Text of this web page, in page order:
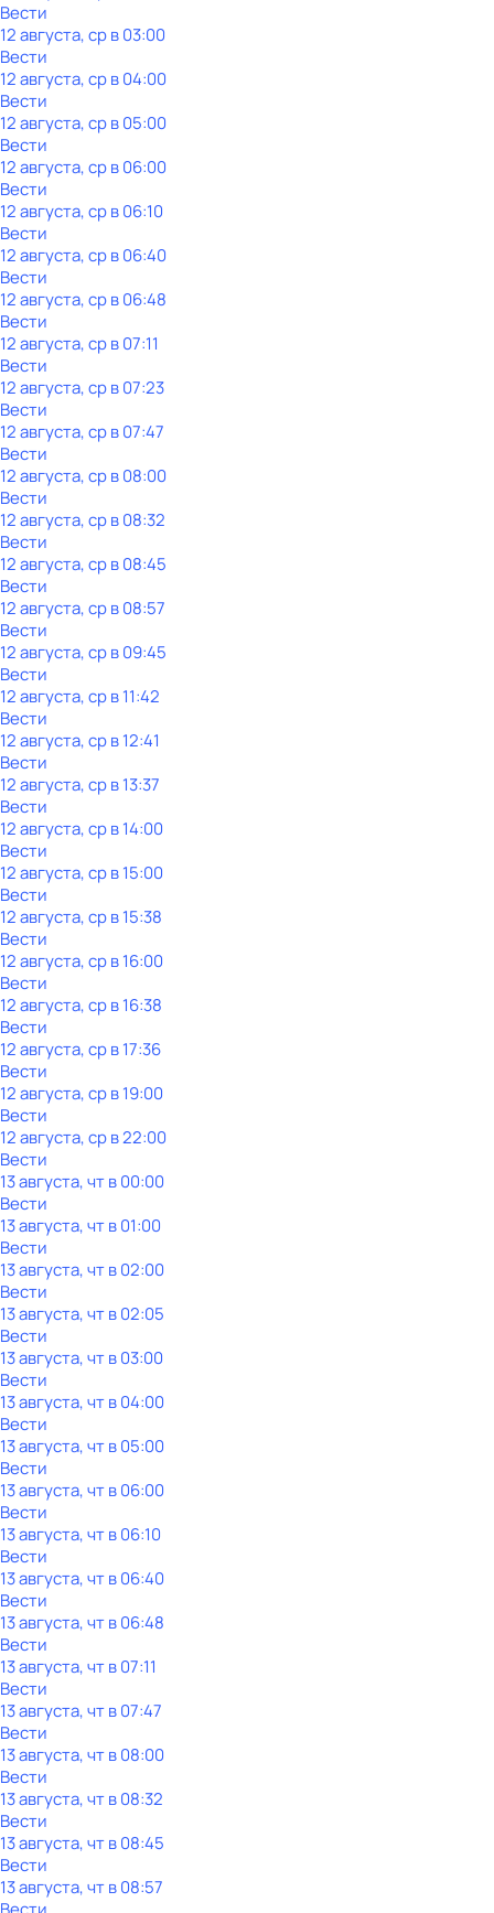
Вести
12 августа, ср в 03:00
Вести
12 августа, ср в 04:00
Вести
12 августа, ср в 05:00
Вести
12 августа, ср в 06:00
Вести
12 августа, ср в 06:10
Вести
12 августа, ср в 06:40
Вести
12 августа, ср в 06:48
Вести
12 августа, ср в 07:11
Вести
12 августа, ср в 07:23
Вести
12 августа, ср в 07:47
Вести
12 августа, ср в 08:00
Вести
12 августа, ср в 08:32
Вести
12 августа, ср в 08:45
Вести
12 августа, ср в 08:57
Вести
12 августа, ср в 09:45
Вести
12 августа, ср в 11:42
Вести
12 августа, ср в 12:41
Вести
12 августа, ср в 13:37
Вести
12 августа, ср в 14:00
Вести
12 августа, ср в 15:00
Вести
12 августа, ср в 15:38
Вести
12 августа, ср в 16:00
Вести
12 августа, ср в 16:38
Вести
12 августа, ср в 17:36
Вести
12 августа, ср в 19:00
Вести
12 августа, ср в 22:00
Вести
13 августа, чт в 00:00
Вести
13 августа, чт в 01:00
Вести
13 августа, чт в 02:00
Вести
13 августа, чт в 02:05
Вести
13 августа, чт в 03:00
Вести
13 августа, чт в 04:00
Вести
13 августа, чт в 05:00
Вести
13 августа, чт в 06:00
Вести
13 августа, чт в 06:10
Вести
13 августа, чт в 06:40
Вести
13 августа, чт в 06:48
Вести
13 августа, чт в 07:11
Вести
13 августа, чт в 07:47
Вести
13 августа, чт в 08:00
Вести
13 августа, чт в 08:32
Вести
13 августа, чт в 08:45
Вести
13 августа, чт в 08:57